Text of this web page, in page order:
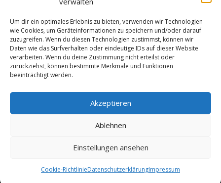
Um dir ein optimales Erlebnis zu bieten, verwenden wir Technologien
wie Cookies, um Geräteinformationen zu speichern und/oder darauf
zuzugreifen. Wenn du diesen Technologien zustimmst, können wir
Daten wie das Surfverhalten oder eindeutige IDs auf dieser Website
verarbeiten. Wenn du deine Zustimmung nicht erteilst oder
zurückziehst, können bestimmte Merkmale und Funktionen
beeinträchtigt werden.
Akzeptieren
Ablehnen
Einstellungen ansehen
Cookie-RichtlinieDatenschutzerklärungImpressum
Schützenbrüder sind herzlich willkommen. Bei Interesse einfach
Thomas Kersting.
© 2016 All rights reserved by Schützenbruderschaft St.